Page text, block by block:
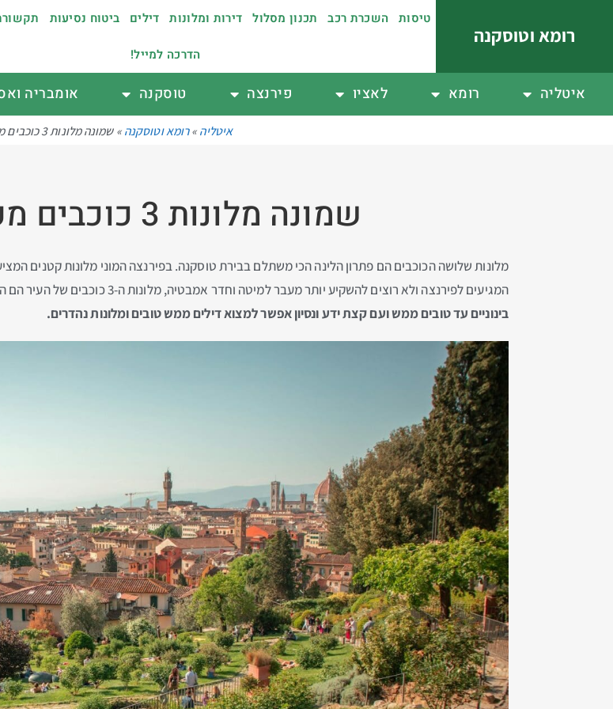
רומא וטוסקנה
טיסות השכרת רכב תכנון מסלול דירות ומלונות דילים ביטוח נסיעות
הדרכה למייל!
איטליה רומא לאציו פירנצה טוסקנה אומבריה
איטליה »רומא וטוסקנה »שמונה מלונות 3 כוכבים מעולים בפירנצה
שמונה מלונות 3 כוכבים מעולים בפירנצה
מלונות שלושה הכוכבים הם פתרון הלינה הכי משתלם בבירת טוסקנה. בפירנצה המוני מלונות קטנים
המגיעים לפירנצה ולא רוצים להשקיע יותר מעבר למיטה וחדר אמבטיה, מלונות ה-3 כוכבים של העיר הם הפתרון האידיאלי לטיול בעיר.
בינוניים עד טובים ממש ועם קצת ידע ונסיון אפשר למצוא דילים ממש טובים ומלונות נהדרים.